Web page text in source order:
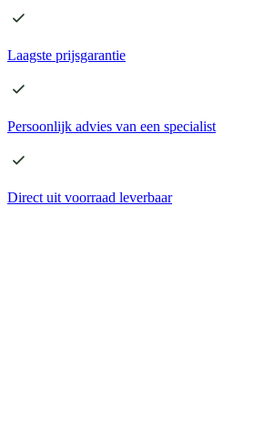
Laagste prijsgarantie
Persoonlijk advies van een specialist
Direct uit voorraad leverbaar